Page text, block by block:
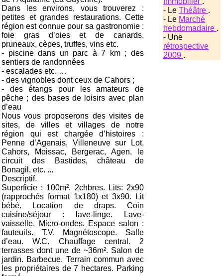
Dans les environs, vous trouverez :
petites et grandes restaurations. Cette
région est connue pour sa gastronomie :
foie gras d’oies et de canards,
pruneaux, cèpes, truffes, vins etc.
- piscine dans un parc à 7 km ; des
sentiers de randonnées
- escalades etc. …
- des vignobles dont ceux de Cahors ;
- des étangs pour les amateurs de
pêche ; des bases de loisirs avec plan
d’eau
Nous vous proposerons des visites de
sites, de villes et villages de notre
région qui est chargée d’histoires :
Penne d’Agenais, Villeneuve sur Lot,
Cahors, Moissac, Bergerac, Agen, le
circuit des Bastides, château de
Bonagil, etc. ...
Descriptif.
Superficie : 100m². 2chbres. Lits: 2x90
(rapprochés format 1x180) et 3x90. Lit
bébé. Location de draps. Coin
cuisine/séjour : lave-linge. Lave-
vaisselle. Micro-ondes. Espace salon :
fauteuils. T.V. Magnétoscope. Salle
d’eau. W.C. Chauffage central. 2
terrasses dont une de ~36m². Salon de
jardin. Barbecue. Terrain commun avec
les propriétaires de 7 hectares. Parking
- Le Théâtre .
- Le Marché
hebdomadaire .
- Une
rétrospective
2009 .